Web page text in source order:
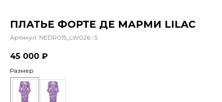
ПЛАТЬЕ ФОРТЕ ДЕ МАРМИ LILAC
Артикул: NEDR015_LW026 -S
45 000 ₽
Размер